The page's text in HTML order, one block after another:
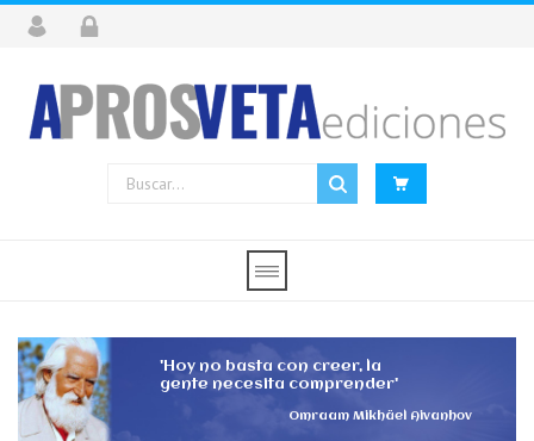
'Hoy no basta con creer, la
gente necesita comprender'
Omraam Mikhäel Aivanhov